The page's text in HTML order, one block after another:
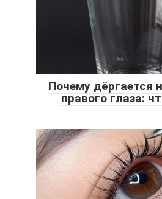
Почему дёргается
правого глаза: